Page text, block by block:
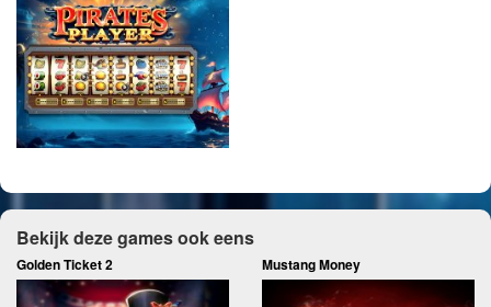
Bekijk deze games ook eens
Golden Ticket 2 Mustang Money